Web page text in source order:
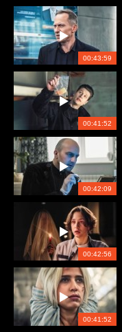
00:43:59
00:41:52
00:42:09
00:42:56
00:41:52